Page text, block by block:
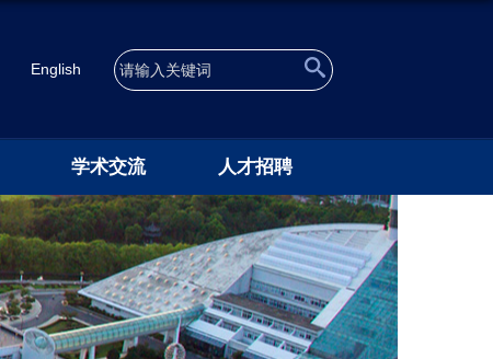
English
学术交流 人才招聘